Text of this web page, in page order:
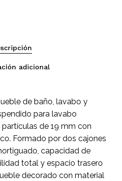
adicional
de baño, lavabo y
para lavabo
de 19 mm con
Formado por dos cajones
capacidad de
total y espacio trasero
decorado con material